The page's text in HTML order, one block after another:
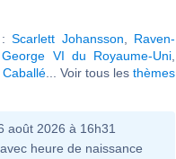
:Scarlett Johansson
Raven-
George VI du Royaume-Uni
... Voir tous les thèmes
août 2026 à 16h31
heure de naissance